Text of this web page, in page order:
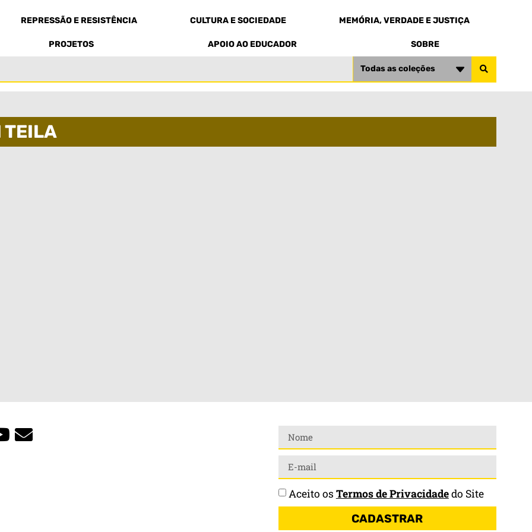
REPRESSÃO E RESISTÊNCIA CULTURA E SOCIEDADE MEMÓRIA, VERDADE E JUSTIÇA
PROJETOS APOIO AO EDUCADOR SOBRE
Todas as coleções
TEILA
Aceito os Termos de Privacidadedo Site
CADASTRAR